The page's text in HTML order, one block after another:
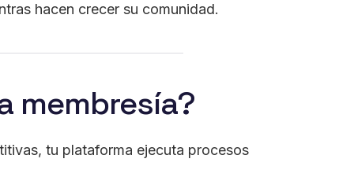
hacen crecer su comunidad.
membresía?
tu plataforma ejecuta procesos